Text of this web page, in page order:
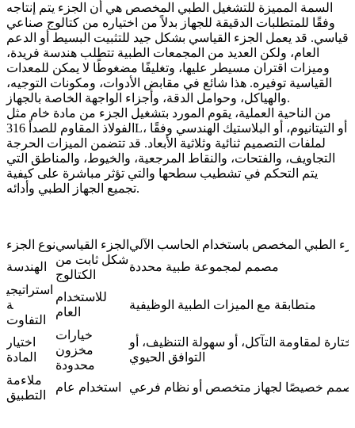
السمة المميزة للتشغيل الطبي المخصص هي أن الجزء يتم إنتاجه
وفقًا للمتطلبات الدقيقة للجهاز بدلاً من اختياره من كتالوج صناعي
قياسي. قد يعمل الجزء القياسي بشكل جيد للتثبيت البسيط أو الدعم
العام، ولكن العديد من المجمعات الطبية تتطلب هندسة فريدة،
وميزات اقتران مسيطر عليها، وتغليفًا مضغوطًا لا يمكن للمعدات
القياسية توفيره. هذا شائع في مقابض الأدوات، ومكونات التوجيه،
والهياكل، وحوامل الدقة، وأجزاء الواجهة الخاصة بالجهاز.
من الناحية العملية، يقوم المورد بتشغيل الجزء من مادة خام مثل
الفولاذ المقاوم للصدأ 316L، أو التيتانيوم، أو البلاستيك الهندسي وفقًا
لملفات التصميم ثنائية وثلاثية الأبعاد. قد تتضمن الميزات الحرجة
التجاويف، والفتحات، والنقاط المرجعية، والخيوط، والمناطق التي
يتم التحكم في تشطيب سطحها والتي تؤثر مباشرة على كيفية
تجميع الجهاز الطبي وأدائه.
نوع الجزءالجزء القياسي الطبي المخصص باستخدام الحاسب الآلي
الهندسة
شكل ثابت من
الكتالوج
مصمم لمجموعة طبية محددة
استراتيجي
ة
التفاوت
للاستخدام
العام
متطابقة مع الميزات الطبية الوظيفية
اختيار
المادة
خيارات
مخزون
محدودة
لمقاومة التآكل، أو سهولة التنظيف، أو
التوافق الحيوي
ملاءمة
التطبيق
استخدام عام خصيصًا لجهاز متخصص أو نظام فرعي